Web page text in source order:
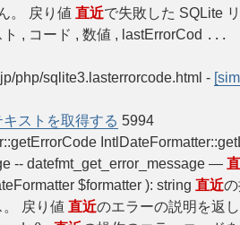
。 戻り値 直近で失敗した SQLite
, コード , 数値 , lastErrorCod ...
php/sqlite3.lasterrorcode.html -
ストを取得する 5994
-- datefmt_get_error_message —
$formatter ): string 直近
。 戻り値 直近のエラーの説明を返